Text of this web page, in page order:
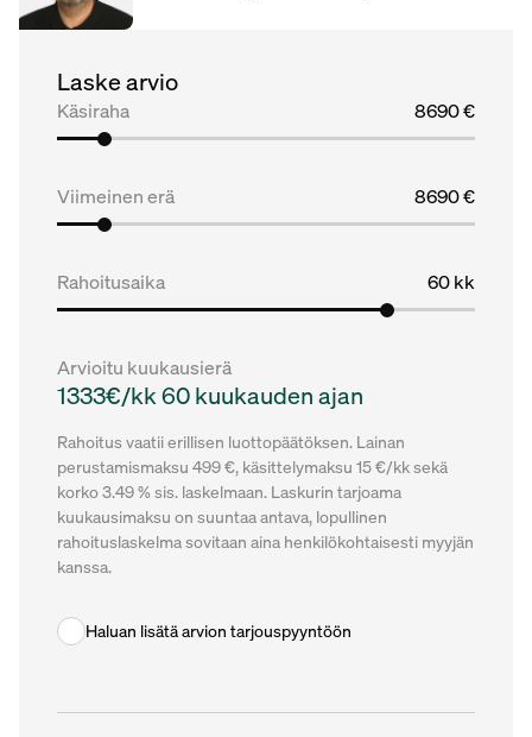
Laske arvio
Käsiraha 8690 €
Viimeinen erä 8690 €
Rahoitusaika 60 kk
Arvioitu kuukausierä
1333€/kk 60 kuukauden ajan
Rahoitus vaatii erillisen luottopäätöksen. Lainan
perustamismaksu 499 €, käsittelymaksu 15 €/kk sekä
korko 3.49 % sis. laskelmaan. Laskurin tarjoama
kuukausimaksu on suuntaa antava, lopullinen
rahoituslaskelma sovitaan aina henkilökohtaisesti myyjän
kanssa.
Haluan lisätä arvion tarjouspyyntöön